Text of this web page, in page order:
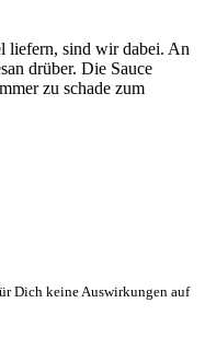
liefern, sind wir dabei. An
drüber. Die Sauce
zu schade zum
Dich keine Auswirkungen auf